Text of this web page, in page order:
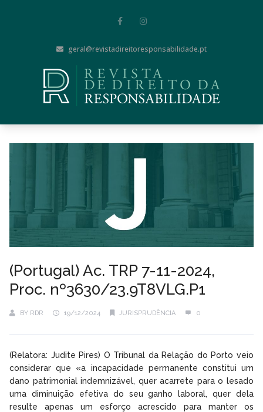
geral@revistadireitoresponsabilidade.pt
(Portugal) Ac. TRP 7-11-2024,
Proc. nº3630/23.9T8VLG.P1
BY RDR 19/12/2024 JURISPRUDÊNCIA 0
(Relatora: Judite Pires) O Tribunal da Relação do Porto veio
considerar que «a incapacidade permanente constitui um
dano patrimonial indemnizável, quer acarrete para o lesado
uma diminuição efetiva do seu ganho laboral, quer dela
resulte apenas um esforço acrescido para manter os